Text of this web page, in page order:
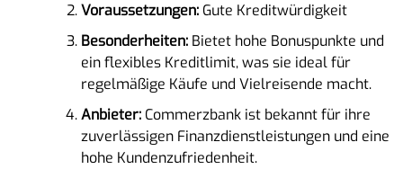
Voraussetzungen: Gute Kreditwürdigkeit
Besonderheiten: Bietet hohe Bonuspunkte und
ein flexibles Kreditlimit, was sie ideal für
regelmäßige Käufe und Vielreisende macht.
Anbieter: Commerzbank ist bekannt für ihre
zuverlässigen Finanzdienstleistungen und eine
hohe Kundenzufriedenheit.